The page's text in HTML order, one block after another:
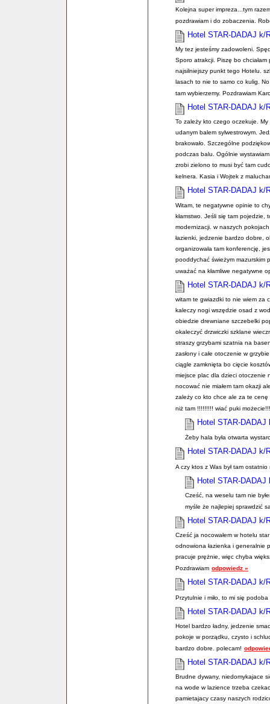
Kolejna super impreza...tym
pozdrawiam i do zobaczenia.
Hotel STAR-DADAJ k/
My tez jesteśmy zadowoleni.
Sporo atrakcji. Piszę bo
najsilniejszy punkt tego Hotelu.
lasach to nie to samo co kulig.
tam wybierzemy. Pozdrawiam
Hotel STAR-DADAJ k/
To zależy kto czego oczekuje.
udanym balem sylwestrowym.
brakowało. Szczególne
podczas balu. Ogólnie
zrobi zielono to musi być tam
kelnera. Kasia i Wojtek z
Hotel STAR-DADAJ k/
Witam, te negatywne opinie to
kłamstwo. Jeśli się tam pojedzie,
modernizacji. w naszych
łazienki, jedzenie bardzo dobre,
organizowała tam konferencję,
pooddychać świeżym mazurskim
uważać na kłamliwe negatywne
Hotel STAR-DADAJ k/
witam te gwiazdki to nie wiem za
kaleczy nogi wszędzie osad z
obiedzie drewniane szczebelki
okaleczyć drzwiczki szklane
straszy grzybami szatnia na
zasłony i całe otoczenie w
ciągle zamknięta bo cięcie
miejsce plac dla dzieci otoczenie
nocować nie miałem tam okazji
zależy co kto chce ale za te
niż tam !!!!!!!!! wiać puki
Hotel STAR-DADAJ
Żeby hala była otwarta
Hotel STAR-DADAJ k/
A czy ktos z Was był tam
Hotel STAR-DADAJ
Cześć, na weselu tam nie
myśle że najlepiej sprawdzić
Hotel STAR-DADAJ k/
Cześć ja nocowałem w hotelu
odnowiona łazienka i generalnie
pracuje prężnie, więc chyba
Pozdrawiam odpowiedz »
Hotel STAR-DADAJ k/
Przytulnie i miło, to mi się
Hotel STAR-DADAJ k/
Hotel bardzo ładny, jedzenie
pokoje w porządku, czysto i
bardzo dobre. polecam!
Hotel STAR-DADAJ k/
Brudne dywany, niedomykajace
na wode w lazience trzeba
pamietajacy czasy naszych